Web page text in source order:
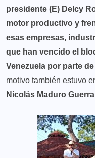
presidente (E) Delcy
motor productivo y
esas empresas,
que han vencido el
Venezuela por parte
motivo también estuvo
Nicolás Maduro